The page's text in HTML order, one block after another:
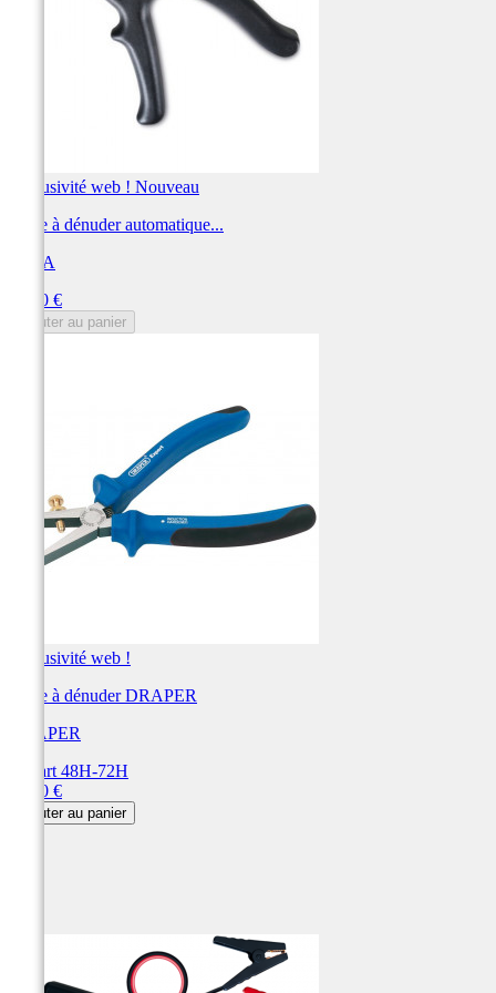
Exclusivité web ! Nouveau
Pince à dénuder automatique...
BETA
57,60 €
Ajouter au panier
Exclusivité web !
Pince à dénuder DRAPER
DRAPER
Départ 48H-72H
37,20 €
Ajouter au panier